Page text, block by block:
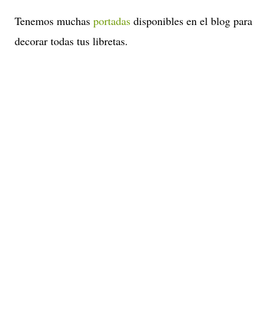
Tenemos muchas portadas disponibles en el blog para
decorar todas tus libretas.